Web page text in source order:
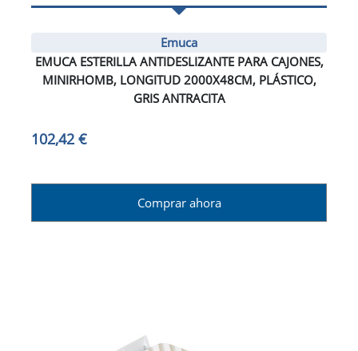
Emuca
EMUCA ESTERILLA ANTIDESLIZANTE PARA CAJONES,
MINIRHOMB, LONGITUD 2000X48CM, PLÁSTICO,
GRIS ANTRACITA
102,42 €
Comprar ahora